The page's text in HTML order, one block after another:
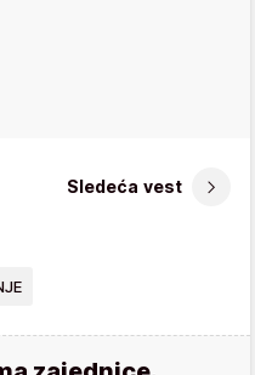
Sledeća vest